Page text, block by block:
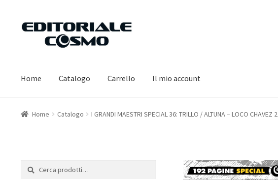
Vai
navigazione
Vai
Home Catalogo Carrello Il mio account
Home Catalogo I GRANDI MAESTRI SPECIAL 36: TRILLO / ALTUNA – LOCO CHAVEZ 2
Cerca:
Cerca